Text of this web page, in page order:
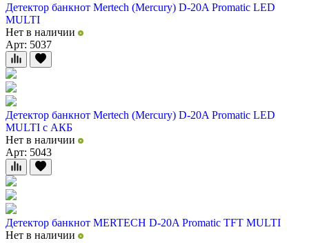
Детектор банкнот Mertech (Mercury) D-20A Promatic LED
MULTI
Нет в наличии
Арт: 5037
Детектор банкнот Mertech (Mercury) D-20A Promatic LED
MULTI с АКБ
Нет в наличии
Арт: 5043
Детектор банкнот MERTECH D-20A Promatic TFT MULTI
Нет в наличии